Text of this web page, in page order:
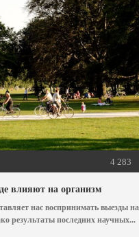
4 283
влияют на организм
нас воспринимать выезды на
результаты последних научных...